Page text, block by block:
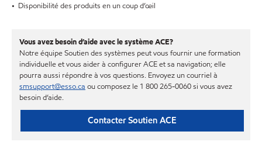
• Disponibilité des produits en un coup d’œil
Vous avez besoin d’aide avec le système ACE?
Notre équipe Soutien des systèmes peut vous fournir une formation
individuelle et vous aider à configurer ACE et sa navigation; elle
pourra aussi répondre à vos questions. Envoyez un courriel à
smsupport@esso.ca ou composez le 1 800 265-0060 si vous avez
besoin d’aide.
Contacter Soutien ACE